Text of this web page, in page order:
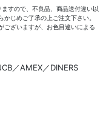
すので、不良品、商品送付違い以
じめご了承の上ご注文下さい。
ございますが、お色目違いによる
／AMEX／DINERS